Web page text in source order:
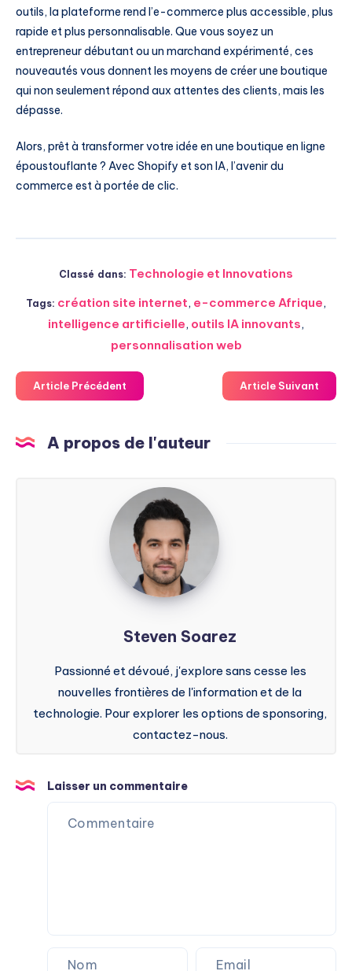
outils, la plateforme rend l’e-commerce plus accessible, plus
rapide et plus personnalisable. Que vous soyez un
entrepreneur débutant ou un marchand expérimenté, ces
nouveautés vous donnent les moyens de créer une boutique
qui non seulement répond aux attentes des clients, mais les
dépasse.
Alors, prêt à transformer votre idée en une boutique en ligne
époustouflante ? Avec Shopify et son IA, l’avenir du
commerce est à portée de clic.
Classé dans: Technologie et Innovations
Tags: création site internet, e-commerce Afrique,
intelligence artificielle, outils IA innovants,
personnalisation web
Article Précédent Article Suivant
A propos de l'auteur
Steven
Soarez
Steven Soarez
Passionné et dévoué, j'explore sans cesse les
nouvelles frontières de l'information et de la
technologie. Pour explorer les options de sponsoring,
contactez-nous.
Laisser un commentaire